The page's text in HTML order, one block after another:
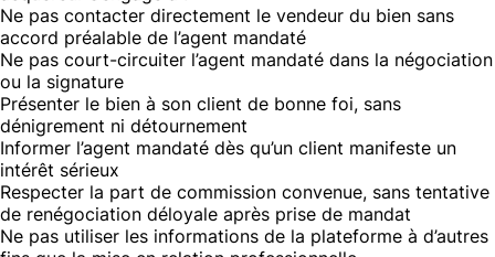
Ne pas contacter directement le vendeur du bien sans
accord préalable de l’agent mandaté
Ne pas court-circuiter l’agent mandaté dans la négociation
ou la signature
Présenter le bien à son client de bonne foi, sans
dénigrement ni détournement
Informer l’agent mandaté dès qu’un client manifeste un
intérêt sérieux
Respecter la part de commission convenue, sans tentative
de renégociation déloyale après prise de mandat
Ne pas utiliser les informations de la plateforme à d’autres